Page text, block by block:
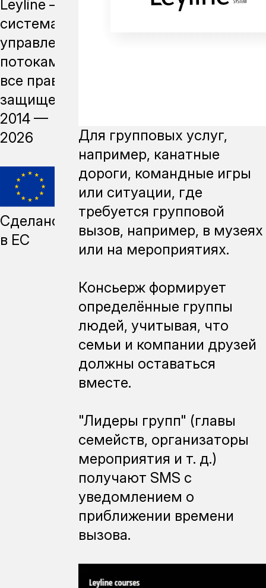
Leyline —
система
управления
потоками,
все права
защищены,
2014 —
2026
Сделано
в ЕС
Для групповых услуг,
например, канатные
дороги, командные игры
или ситуации, где
требуется групповой
вызов, например, в музеях
или на мероприятиях.
Консьерж формирует
определённые группы
людей, учитывая, что
семьи и компании друзей
должны оставаться
вместе.
"Лидеры групп" (главы
семейств, организаторы
мероприятия и т. д.)
получают SMS с
уведомлением о
приближении времени
вызова.